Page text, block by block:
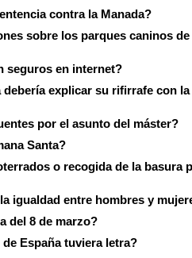
contra la Manada?
sobre los parques caninos de
seguros en internet?
debería explicar su rifirrafe con la
por el asunto del máster?
Santa?
o recogida de la basura
igualdad entre hombres y
del 8 de marzo?
España tuviera letra?